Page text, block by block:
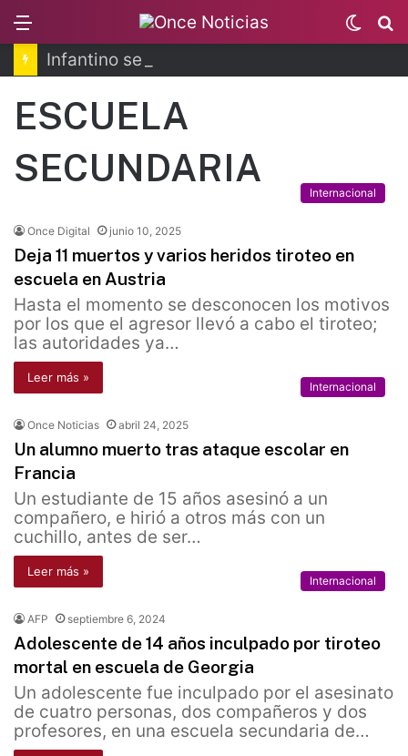
Switch
skin
ESCUELA
SECUNDARIA
Internacional
Once Digital junio 10, 2025
Deja 11 muertos y varios heridos tiroteo en
escuela en Austria
Hasta el momento se desconocen los motivos
por los que el agresor llevó a cabo el tiroteo;
las autoridades ya…
Leer más »
Internacional
Once Noticias abril 24, 2025
Un alumno muerto tras ataque escolar en
Francia
Un estudiante de 15 años asesinó a un
compañero, e hirió a otros más con un
cuchillo, antes de ser…
Leer más »
Internacional
AFP septiembre 6, 2024
Adolescente de 14 años inculpado por tiroteo
mortal en escuela de Georgia
Un adolescente fue inculpado por el asesinato
de cuatro personas, dos compañeros y dos
profesores, en una escuela secundaria de…